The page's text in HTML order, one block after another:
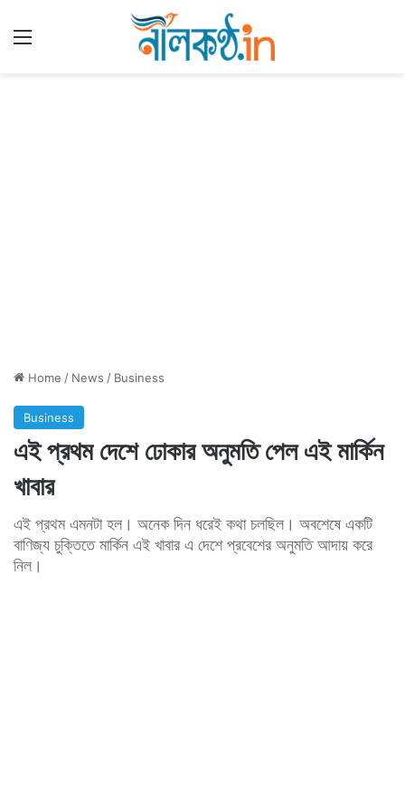
Home / News / Business
Business
এই প্রথম দেশে ঢোকার অনুমতি পেল এই মার্কিন
খাবার
এই প্রথম এমনটা হল। অনেক দিন ধরেই কথা চলছিল। অবশেষে একটি
বাণিজ্য চুক্তিতে মার্কিন এই খাবার এ দেশে প্রবেশের অনুমতি আদায় করে
নিল।